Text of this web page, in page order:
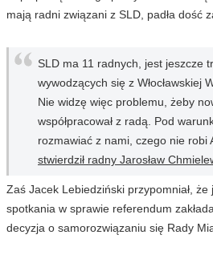
mają radni związani z SLD, padła dość
SLD ma 11 radnych, jest jeszcze
wywodzących się z Włocławskiej
Nie widzę więc problemu, żeby
współpracował z radą. Pod
rozmawiać z nami, czego nie robi
stwierdził radny Jarosław
Zaś Jacek Lebiedziński przypomniał,
spotkania w sprawie referendum
decyzja o samorozwiązaniu się Rady